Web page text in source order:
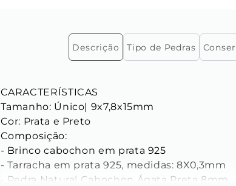
Descrição Tipo de Pedras
CARACTERÍSTICAS
Tamanho: Único| 9x7,8x15mm
Cor: Prata e Preto
Composição:
- Brinco cabochon em prata 925
- Tarracha em prata 925, medidas: 8X0,3mm
- Pedra Natural Cabochon Ágata Preta 8mm